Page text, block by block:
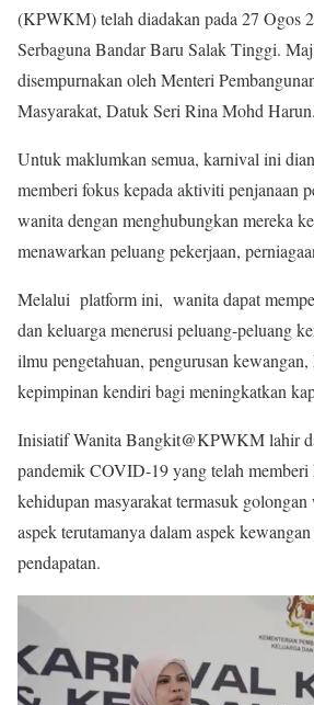
(KPWKM) telah diadakan pada 27 Ogos
Serbaguna Bandar Baru Salak Tinggi.
disempurnakan oleh Menteri
Masyarakat, Datuk Seri Rina Mohd Harun.
Untuk maklumkan semua, karnival ini
memberi fokus kepada aktiviti penjanaan
wanita dengan menghubungkan mereka
menawarkan peluang pekerjaan,
Melalui platform ini, wanita dapat
dan keluarga menerusi peluang-peluang
ilmu pengetahuan, pengurusan
kepimpinan kendiri bagi meningkatkan
Inisiatif Wanita Bangkit@KPWKM lahir
pandemik COVID-19 yang telah memberi
kehidupan masyarakat termasuk
aspek terutamanya dalam aspek
pendapatan.